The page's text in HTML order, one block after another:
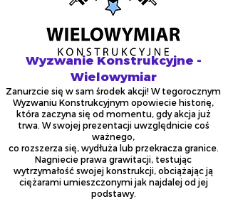
Wyzwanie Konstrukcyjne -
Wielowymiar
Zanurzcie się w sam środek akcji! W tegorocznym
Wyzwaniu Konstrukcyjnym opowiecie historię,
która zaczyna się od momentu, gdy akcja już
trwa. W swojej prezentacji uwzględnicie coś
ważnego,
co rozszerza się, wydłuża lub przekracza granice.
Nagniecie prawa grawitacji, testując
wytrzymałość swojej konstrukcji, obciążając ją
ciężarami umieszczonymi jak najdalej od jej
podstawy.